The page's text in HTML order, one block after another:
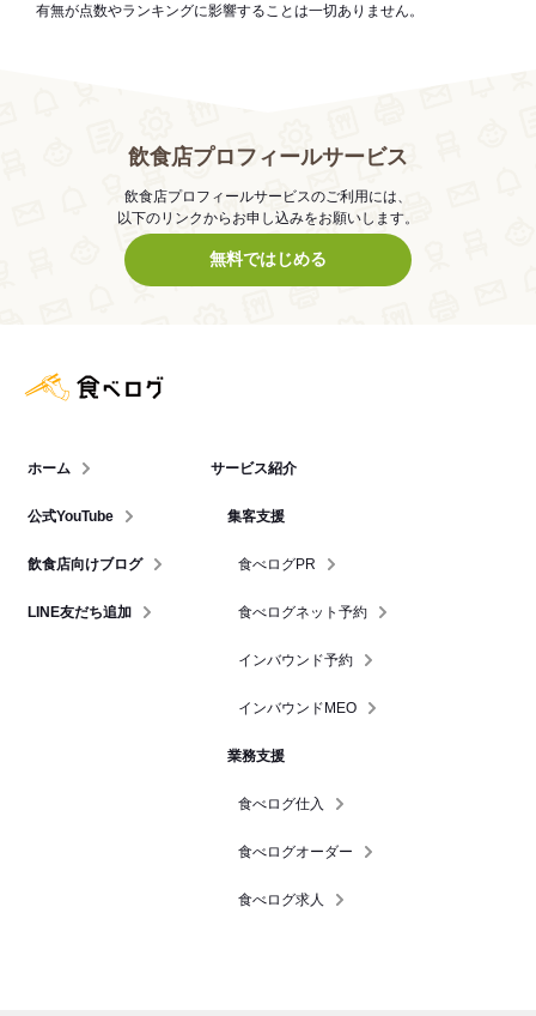
有無が点数やランキングに影響することは一切ありません。
飲食店プロフィールサービス
飲食店プロフィールサービスのご利用には、
以下のリンクからお申し込みをお願いします。
無料ではじめる
ホーム
公式YouTube
飲食店向けブログ
LINE友だち追加
サービス紹介
集客支援
食べログPR
食べログネット予約
インバウンド予約
インバウンドMEO
業務支援
食べログ仕入
食べログオーダー
食べログ求人